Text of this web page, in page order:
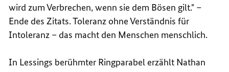
wird zum Verbrechen, wenn sie dem Bösen gilt." –
Ende des Zitats. Toleranz ohne Verständnis für
Intoleranz – das macht den Menschen menschlich.
In Lessings berühmter Ringparabel erzählt Nathan